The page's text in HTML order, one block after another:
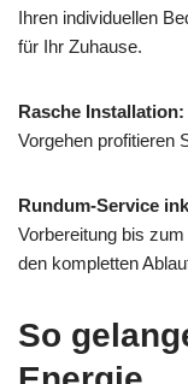
Ihren individuellen
für Ihr Zuhause.
Rasche Installation:
Vorgehen profitieren
Rundum-Service
Vorbereitung bis
den kompletten
So